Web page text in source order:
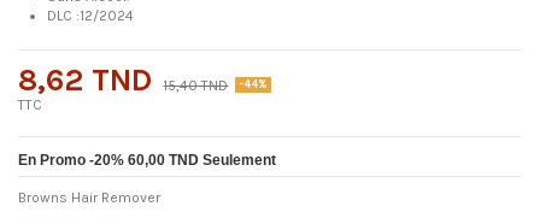
DLC :12/2024
8,62 TND 15,40 TND -44%
TTC
En Promo -20% 60,00 TND Seulement
Browns Hair Remover